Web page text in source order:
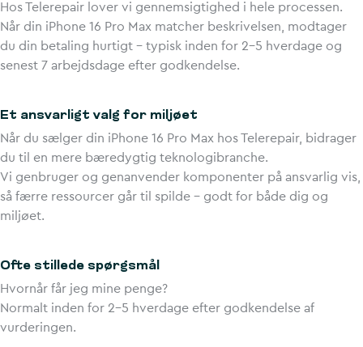
Hos Telerepair lover vi gennemsigtighed i hele processen.
Når din iPhone 16 Pro Max matcher beskrivelsen, modtager
du din betaling hurtigt – typisk inden for 2–5 hverdage og
senest 7 arbejdsdage efter godkendelse.
Et ansvarligt valg for miljøet
Når du sælger din iPhone 16 Pro Max hos Telerepair, bidrager
du til en mere bæredygtig teknologibranche.
Vi genbruger og genanvender komponenter på ansvarlig vis,
så færre ressourcer går til spilde – godt for både dig og
miljøet.
Ofte stillede spørgsmål
Hvornår får jeg mine penge?
Normalt inden for 2–5 hverdage efter godkendelse af
vurderingen.